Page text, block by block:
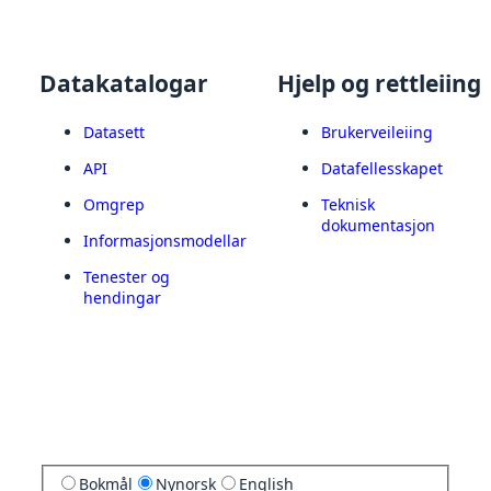
Datakatalogar
Datasett
API
Omgrep
Informasjonsmodellar
Tenester og
hendingar
Hjelp og rettleiing
Brukerveileiing
Datafellesskapet
Teknisk
dokumentasjon
Bokmål Nynorsk English